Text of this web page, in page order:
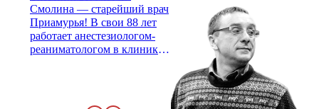
Смолина — старейший врач
Приамурья! В свои 88 лет
работает анестезиологом-
реаниматологом в клинике
стажем о жизни, смерти